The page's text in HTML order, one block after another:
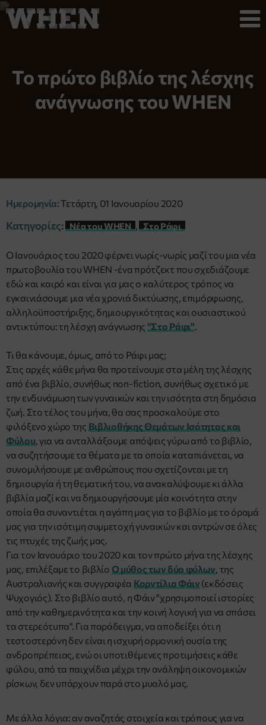
Το πρώτο βιβλίο της λέσχης
ανάγνωσης του WHEN
Ημερομηνία:Τετάρτη, 01 Ιανουαρίου 2020
Κατηγορίες: Νέα του WHEN , Στο Ράφι
Ο Ιανουάριος του 2020 φέρνει νωρίς-νωρίς μαζί του μια νέα
πρωτοβουλία του WHEN -ένα πρότζεκτ που σχεδιάζουμε
εδώ και καιρό και είναι για μας ο καλύτερος τρόπος να
εγκαινιάσουμε μια νέα χρονιά δικτύωσης, επιμόρφωσης,
αλληλοϋποστήριξης, δημιουργικότητας και ουσιαστικού
αντικτύπου: τη λέσχη ανάγνωσης "Στο Ράφι".
Τι θα κάνουμε, όμως, από το Ράφι μας;
Στις αρχές κάθε μήνα θα προτείνουμε στα μέλη της λέσχης
από ένα βιβλίο, συνήθως non-fiction, συνήθως σχετικό με
την ενδυνάμωση των γυναικών και την ισότητα στη δημόσια
ζωή. Στο τέλος του μήνα, θα σας προσκαλούμε στο
φιλόξενο χώρο της Βιβλιοθήκης Θεμάτων Ισότητας και
Φύλου, για να ανταλλάξουμε απόψεις γύρω από το βιβλίο,
να συζητήσουμε τα θέματα με τα οποία καταπιάνεται, να
συνομιλήσουμε με ανθρώπους που σχετίζονται με τη
δημιουργία ή τη θεματική του, να ανακαλύψουμε κι άλλα
βιβλία μαζί και να δημιουργήσουμε μία κοινότητα στην
οποία θα συναντιέται η αγάπη μας για το βιβλίο με το όραμά
μας για την ισότιμη συμμετοχή γυναικών και αντρών σε όλες
τις πτυχές της ζωής μας.
Για τον Ιανουάριο του 2020 και τον πρώτο μήνα της λέσχης
μας, επιλέξαμε το βιβλίο Ο μύθος των δύο φύλων, της
Αυστραλιανής και συγγραφέα Κορντίλια Φάιν (εκδόσεις
Ψυχογιός). Στο βιβλίο αυτό, η Φάιν "χρησιμοποιεί ιστορίες
από την καθημερινότητα και την κοινή λογική για να σπάσει
τα στερεότυπα". Για παράδειγμα, να αποδείξει ότι η
τεστοστερόνη δεν είναι η ισχυρή ορμονική ουσία της
ανδροπρέπειας, ενώ οι υποτιθέμενες προτιμήσεις κάθε
φύλου, από τα παιχνίδια μέχρι την ανάληψη οικονομικών
ρίσκων, δεν υπάρχουν παρά στο μυαλό μας.
Με άλλα λόγια: αν αναζητάς στοιχεία και τρόπους για να